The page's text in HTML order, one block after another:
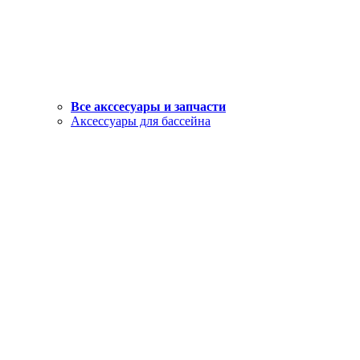
Все акссесуары и запчасти
Аксессуары для бассейна